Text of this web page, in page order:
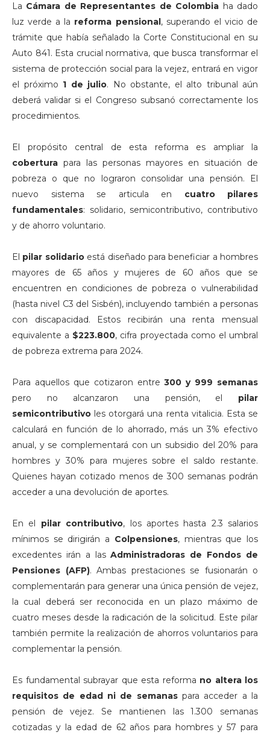
La Cámara de Representantes de Colombia ha dado
luz verde a la reforma pensional, superando el vicio de
trámite que había señalado la Corte Constitucional en su
Auto 841. Esta crucial normativa, que busca transformar el
sistema de protección social para la vejez, entrará en vigor
el próximo 1 de julio. No obstante, el alto tribunal aún
deberá validar si el Congreso subsanó correctamente los
procedimientos.
El propósito central de esta reforma es ampliar la
cobertura para las personas mayores en situación de
pobreza o que no lograron consolidar una pensión. El
nuevo sistema se articula en cuatro pilares
fundamentales: solidario, semicontributivo, contributivo
y de ahorro voluntario.
El pilar solidarioestá diseñado para beneficiar a hombres
mayores de 65 años y mujeres de 60 años que se
encuentren en condiciones de pobreza o vulnerabilidad
(hasta nivel C3 del Sisbén), incluyendo también a personas
con discapacidad. Estos recibirán una renta mensual
equivalente a $223.800, cifra proyectada como el umbral
de pobreza extrema para 2024.
Para aquellos que cotizaron entre300 y 999 semanas
pero no alcanzaron una pensión, el pilar
semicontributivo les otorgará una renta vitalicia. Esta se
calculará en función de lo ahorrado, más un 3% efectivo
anual, y se complementará con un subsidio del 20% para
hombres y 30% para mujeres sobre el saldo restante.
Quienes hayan cotizado menos de 300 semanas podrán
acceder a una devolución de aportes.
En el pilar contributivo, los aportes hasta 2.3 salarios
mínimos se dirigirán a Colpensiones, mientras que los
excedentes irán a lasAdministradoras de Fondos de
Pensiones (AFP). Ambas prestaciones se fusionarán o
complementarán para generar una única pensión de vejez,
la cual deberá ser reconocida en un plazo máximo de
cuatro meses desde la radicación de la solicitud. Este pilar
también permite la realización de ahorros voluntarios para
complementar la pensión.
Es fundamental subrayar que esta reforma no altera los
requisitos de edad ni de semanaspara acceder a la
pensión de vejez. Se mantienen las 1.300 semanas
cotizadas y la edad de 62 años para hombres y 57 para